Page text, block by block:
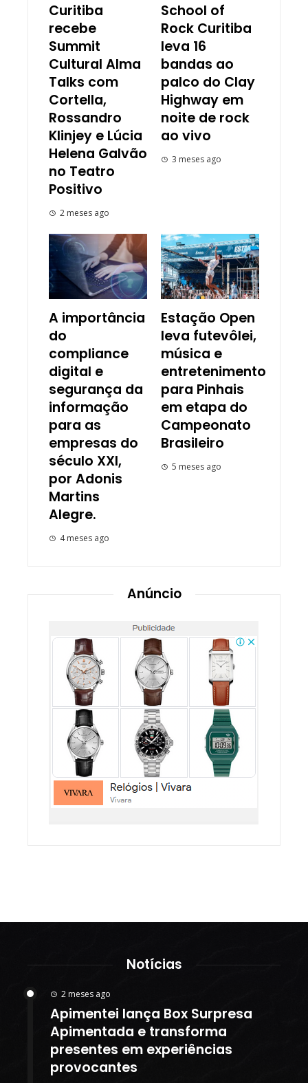
Curitiba
recebe
Summit
Cultural Alma
Talks com
Cortella,
Rossandro
Klinjey e Lúcia
Helena Galvão
no Teatro
Positivo
2 meses ago
School of
Rock Curitiba
leva 16
bandas ao
palco do Clay
Highway em
noite de rock
ao vivo
3 meses ago
A importância
do
compliance
digital e
segurança da
informação
para as
empresas do
século XXI,
por Adonis
Martins
Alegre.
4 meses ago
Estação Open
leva futevôlei,
música e
entretenimento
para Pinhais
em etapa do
Campeonato
Brasileiro
5 meses ago
Anúncio
Notícias
2 meses ago
Apimentei lança Box Surpresa
Apimentada e transforma
presentes em experiências
provocantes